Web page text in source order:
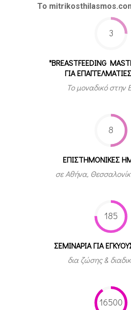
Το
3
"BREASTFEEDING
ΓΙΑ
Το μοναδικό στην
8
ΕΠΙΣΤΗΜΟΝΙΚΕΣ
σε Αθήνα,
185
ΣΕΜΙΝΑΡΙΑ ΓΙΑ
δια ζώσης &
16500